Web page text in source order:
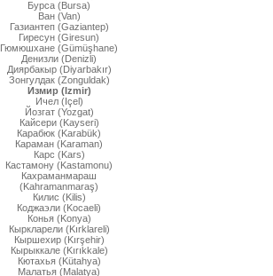
Бурса (Bursa)
Ван (Van)
Газиантеп (Gaziantep)
Гиресун (Giresun)
Гюмюшхане (Gümüşhane)
Денизли (Denizli)
Диярбакыр (Diyarbakır)
Зонгулдак (Zonguldak)
Измир (Izmir)
Ичел (Içel)
Йозгат (Yozgat)
Кайсери (Kayseri)
Карабюк (Karabük)
Караман (Karaman)
Карс (Kars)
Кастамону (Kastamonu)
Кахраманмараш
(Kahramanmaraş)
Килис (Kilis)
Коджаэли (Kocaeli)
Конья (Konya)
Кыркларели (Kırklareli)
Кыршехир (Kırşehir)
Кырыккале (Kırıkkale)
Кютахья (Kütahya)
Малатья (Malatya)